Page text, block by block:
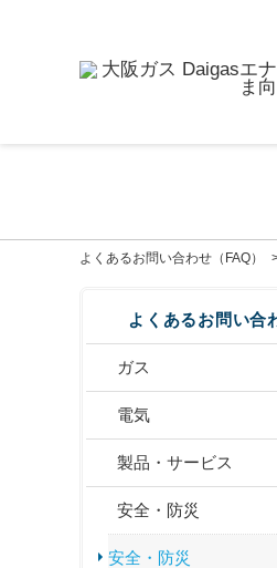
よくあるお問い合わせ（FAQ）
よくあるお問い合
ガス
電気
製品・サービス
安全・防災
安全・防災